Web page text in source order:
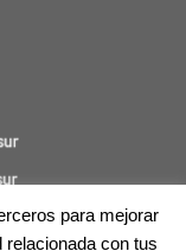
para mejorar
con tus